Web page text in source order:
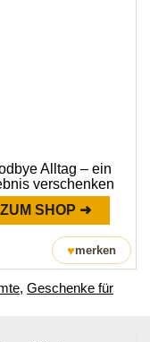
Alltag – ein
verschenken
ZUM SHOP ➜
♥merken
, Geschenke für